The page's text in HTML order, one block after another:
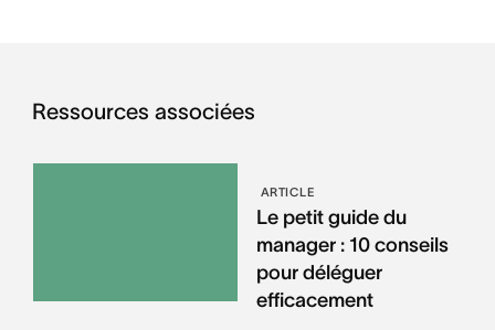
Ressources associées
ARTICLE
Le petit guide du
manager : 10 conseils
pour déléguer
efficacement